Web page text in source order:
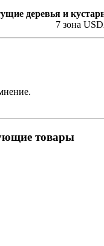
деревья и
7 зона
товары